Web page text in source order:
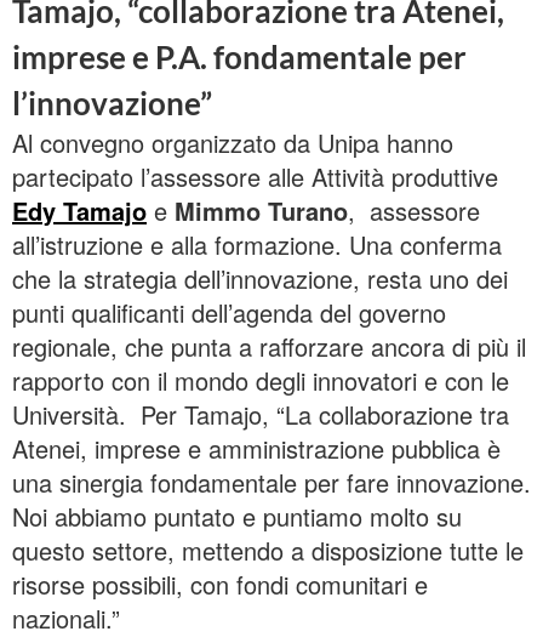
Tamajo, “collaborazione tra Atenei,
imprese e P.A. fondamentale per
l’innovazione”
Al convegno organizzato da Unipa hanno
partecipato l’assessore alle Attività produttive
Edy Tamajo e Mimmo Turano, assessore
all’istruzione e alla formazione. Una conferma
che la strategia dell’innovazione, resta uno dei
punti qualificanti dell’agenda del governo
regionale, che punta a rafforzare ancora di più il
rapporto con il mondo degli innovatori e con le
Università. Per Tamajo, “La collaborazione tra
Atenei, imprese e amministrazione pubblica è
una sinergia fondamentale per fare innovazione.
Noi abbiamo puntato e puntiamo molto su
questo settore, mettendo a disposizione tutte le
risorse possibili, con fondi comunitari e
nazionali.”